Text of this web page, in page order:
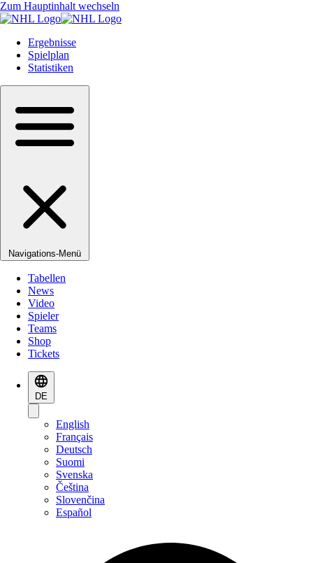
Zum Hauptinhalt wechseln
Ergebnisse
Spielplan
Statistiken
Navigations-Menü
Tabellen
News
Video
Spieler
Teams
Shop
Tickets
DE
English
Français
Deutsch
Suomi
Svenska
Čeština
Slovenčina
Español